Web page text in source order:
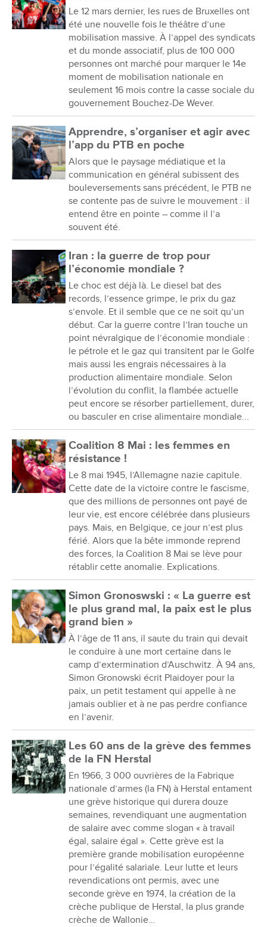
Le 12 mars dernier, les rues de Bruxelles ont
été une nouvelle fois le théâtre d’une
mobilisation massive. À l’appel des syndicats
et du monde associatif, plus de 100 000
personnes ont marché pour marquer le 14e
moment de mobilisation nationale en
seulement 16 mois contre la casse sociale du
gouvernement Bouchez-De Wever.
Apprendre, s’organiser et agir avec
l’app du PTB en poche
Alors que le paysage médiatique et la
communication en général subissent des
bouleversements sans précédent, le PTB ne
se contente pas de suivre le mouvement : il
entend être en pointe – comme il l’a
souvent été.
Iran : la guerre de trop pour
l’économie mondiale ?
Le choc est déjà là. Le diesel bat des
records, l’essence grimpe, le prix du gaz
s’envole. Et il semble que ce ne soit qu’un
début. Car la guerre contre l’Iran touche un
point névralgique de l’économie mondiale :
le pétrole et le gaz qui transitent par le Golfe
mais aussi les engrais nécessaires à la
production alimentaire mondiale. Selon
l’évolution du conflit, la flambée actuelle
peut encore se résorber partiellement, durer,
ou basculer en crise alimentaire mondiale...
Coalition 8 Mai : les femmes en
résistance !
Le 8 mai 1945, l’Allemagne nazie capitule.
Cette date de la victoire contre le fascisme,
que des millions de personnes ont payé de
leur vie, est encore célébrée dans plusieurs
pays. Mais, en Belgique, ce jour n’est plus
férié. Alors que la bête immonde reprend
des forces, la Coalition 8 Mai se lève pour
rétablir cette anomalie. Explications.
Simon Gronoswski : « La guerre est
le plus grand mal, la paix est le plus
grand bien »
À l’âge de 11 ans, il saute du train qui devait
le conduire à une mort certaine dans le
camp d’extermination d’Auschwitz. À 94 ans,
Simon Gronowski écrit Plaidoyer pour la
paix, un petit testament qui appelle à ne
jamais oublier et à ne pas perdre confiance
en l’avenir.
Les 60 ans de la grève des femmes
de la FN Herstal
En 1966, 3 000 ouvrières de la Fabrique
nationale d’armes (la FN) à Herstal entament
une grève historique qui durera douze
semaines, revendiquant une augmentation
de salaire avec comme slogan « à travail
égal, salaire égal ». Cette grève est la
première grande mobilisation européenne
pour l’égalité salariale. Leur lutte et leurs
revendications ont permis, avec une
seconde grève en 1974, la création de la
crèche publique de Herstal, la plus grande
crèche de Wallonie…